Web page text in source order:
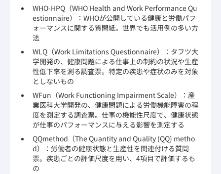
WHO-HPQ（WHO Health and Work Performance Qu
estionnaire）：WHOが公開している健康と労働パフ
ォーマンスに関する質問紙。世界でも活用例の多い方
法
WLQ（Work Limitations Questionnaire）：タフツ大
学開発の、健康問題による仕事上の制約の状況や生産
性低下率を測る調査票。特定の疾患や症状のみを対象
としないもの
WFun（Work Functioning Impairment Scale）：産
業医科大学開発の、健康問題による労働機能障害の程
度を測定する調査票。仕事の機能性尺度で、健康状態
が仕事のパフォーマンスに与える影響を測定する
QQmethod（The Quantity and Quality (QQ) metho
d）：労働者の健康状態と生産性を関連付ける質問
票。疾患ごとの評価尺度を用い、4項目で評価するも
の